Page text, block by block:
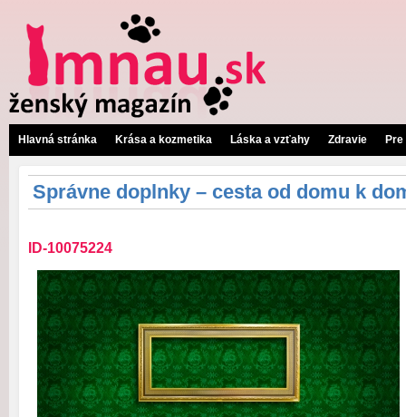
Hlavná stránka Krása a kozmetika Láska a vzťahy Zdravie
Správne doplnky – cesta od domu k
ID-10075224